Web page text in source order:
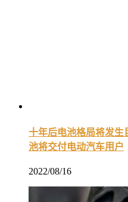
十年后电池格局将发生
池将交付电动汽车用户
2022/08/16